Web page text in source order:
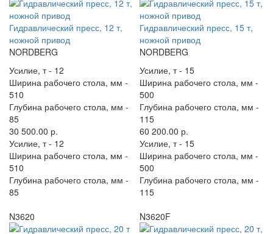
Гидравлический пресс, 12 т,
ножной привод
NORDBERG
Усилие, т - 12
Ширина рабочего стола, мм -
510
Глубина рабочего стола, мм -
85
30 500.00 р.
Усилие, т - 12
Ширина рабочего стола, мм -
510
Глубина рабочего стола, мм -
85
Гидравлический пресс, 15 т,
ножной привод
NORDBERG
Усилие, т - 15
Ширина рабочего стола, мм -
500
Глубина рабочего стола, мм -
115
60 200.00 р.
Усилие, т - 15
Ширина рабочего стола, мм -
500
Глубина рабочего стола, мм -
115
N3620
N3620F